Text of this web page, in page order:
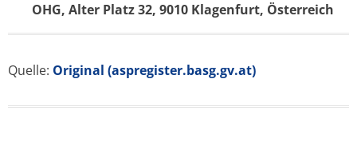
OHG, Alter Platz 32, 9010 Klagenfurt, Österreich
Quelle: Original (aspregister.basg.gv.at)